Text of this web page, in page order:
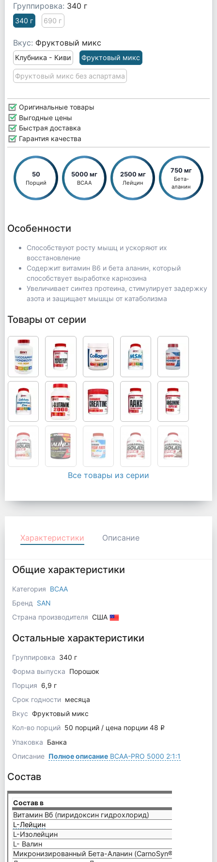
Группировка: 340 г
340 г 690 г
Вкус: Фруктовый микс
Клубника - Киви Фруктовый микс
Фруктовый микс без аспартама
Оригинальные товары
Выгодные цены
Быстрая доставка
Гарантия качества
50
Порций
5000 мг
BCAA
2500 мг
Лейцин
750 мг
Бета-
аланин
Особенности
Способствуют росту мышц и ускоряют их
восстановление
Содержит витамин В6 и бета аланин, который
способствует выработке карнозина
Увеличивает синтез протеина, стимулирует задержку
азота и защищает мышцы от катаболизма
Товары от серии
Все товары из серии
Характеристики Описание
Общие характеристики
Категория BCAA
Бренд
SAN
Страна производителя США
Остальные характеристики
Группировка 340 г
Форма выпуска Порошок
Порция 6,9 г
Срок годности месяца
Вкус Фруктовый микс
Кол-во порций 50 порций / цена порции 48 q
Упаковка Банка
Описание Полное описаниеBCAA-PRO 5000 2:1:1
Состав
Состав в
Витамин Вб (пиридоксин гидрохлорид)
L-Лейцин
L-Изолейцин
L- Валин
Микронизированный Бета-Аланин (CarnoSyn®]